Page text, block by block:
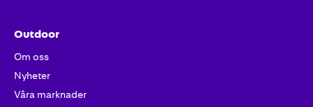
Outdoor
Om oss
Nyheter
Våra marknader